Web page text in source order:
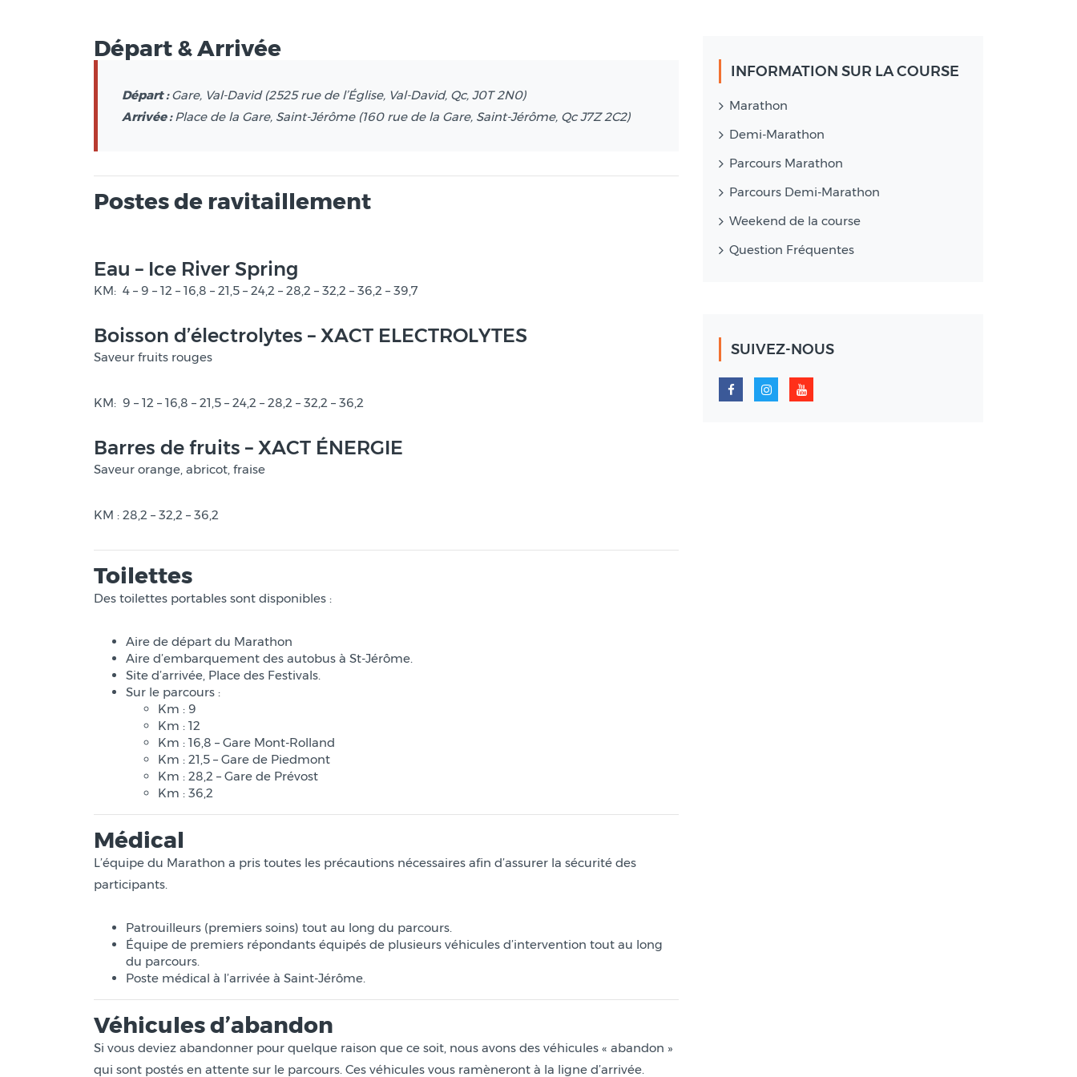
Départ & Arrivée
Départ :Gare, Val-David (2525 rue de l’Église, Val-David, Qc, J0T 2N0)
Arrivée :Place de la Gare, Saint-Jérôme (160 rue de la Gare, Saint-Jérôme, Qc J7Z 2C2)
Postes de ravitaillement
Eau – Ice River Spring
KM: 4 – 9 – 12 – 16,8 – 21,5 – 24,2 – 28,2 – 32,2 – 36,2 – 39,7
Boisson d’électrolytes – XACT ELECTROLYTES
Saveur fruits rouges
KM: 9 – 12 – 16,8 – 21,5 – 24,2 – 28,2 – 32,2 – 36,2
Barres de fruits – XACT ÉNERGIE
Saveur orange, abricot, fraise
KM : 28,2 – 32,2 – 36,2
Toilettes
Des toilettes portables sont disponibles :
Aire de départ du Marathon
Aire d’embarquement des autobus à St-Jérôme.
Site d’arrivée, Place des Festivals.
Sur le parcours :
Km : 9
Km : 12
Km : 16,8 – Gare Mont-Rolland
Km : 21,5 – Gare de Piedmont
Km : 28,2 – Gare de Prévost
Km : 36,2
Médical
L’équipe du Marathon a pris toutes les précautions nécessaires afin d’assurer la sécurité des
participants.
Patrouilleurs (premiers soins) tout au long du parcours.
Équipe de premiers répondants équipés de plusieurs véhicules d’intervention tout au long
du parcours.
Poste médical à l’arrivée à Saint-Jérôme.
Véhicules d’abandon
Si vous deviez abandonner pour quelque raison que ce soit, nous avons des véhicules « abandon »
qui sont postés en attente sur le parcours. Ces véhicules vous ramèneront à la ligne d’arrivée.
INFORMATION SUR LA COURSE
Marathon
Demi-Marathon
Parcours Marathon
Parcours Demi-Marathon
Weekend de la course
Question Fréquentes
SUIVEZ-NOUS